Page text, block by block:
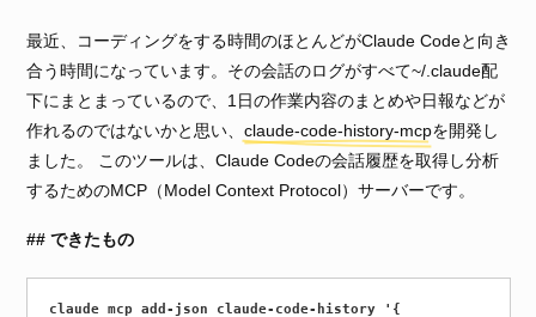
最近、コーディングをする時間のほとんどがClaude Codeと向き
合う時間になっています。その会話のログがすべて~/.claude配
下にまとまっているので、1日の作業内容のまとめや日報などが
作れるのではないかと思い、 claude-code-history-mcpを開発し
ました。 このツールは、Claude Codeの会話履歴を取得し分析
するためのMCP（Model Context Protocol）サーバーです。
できたもの
claude mcp add-json claude-code-history '{